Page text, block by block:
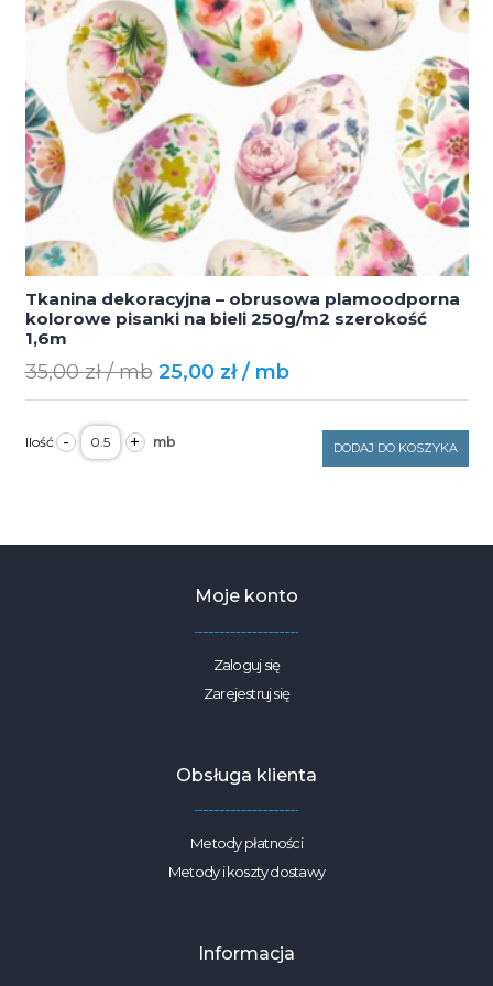
Tkanina dekoracyjna – obrusowa plamoodporna
kolorowe pisanki na bieli 250g/m2 szerokość
1,6m
35,00zł
Original
price
35,00 zł.
25,00 zł
Current
price
25,00 zł.
- ilość
Tkanina
dekoracyjna
pisanki
+ DODAJ DO KOSZYKA
Moje konto
Zaloguj się
Zarejestruj się
Obsługa klienta
Metody płatności
Metody i koszty dostawy
Informacja